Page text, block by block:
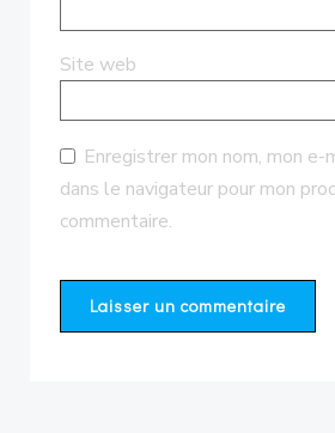
Site web
Enregistrer mon nom, mon
dans le navigateur pour mon
commentaire.